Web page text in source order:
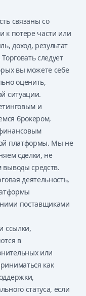
связаны со
к потере части или
доход, результат
следует
вы можете себе
оценить,
ситуации.
и
брокером,
платформы. Мы не
сделки, не
средств.
деятельность,
поставщиками
ссылки,
в
или
как
статуса, если